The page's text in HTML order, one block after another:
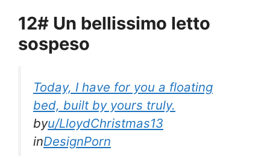
12# Un bellissimo letto
sospeso
Today, I have for you a floating
bed, built by yours truly.
byu/LloydChristmas13
inDesignPorn